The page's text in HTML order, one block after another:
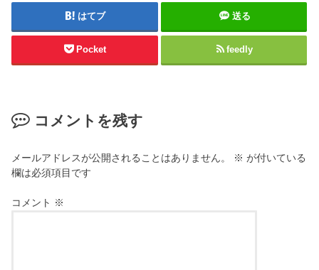
はてブ 送る
Pocket feedly
コメントを残す
メールアドレスが公開されることはありません。 ※ が付いている
欄は必須項目です
コメント ※